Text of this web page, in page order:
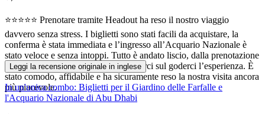
⭐⭐⭐⭐⭐ Prenotare tramite Headout ha reso il nostro viaggio
davvero senza stress. I biglietti sono stati facili da acquistare, la
conferma è stata immediata e l’ingresso all’Acquario Nazionale è
stato veloce e senza intoppi. Tutto è andato liscio, dalla prenotazione
all’arrivo, permettendoci di concentrarci sul goderci l’esperienza. È
stato comodo, affidabile e ha sicuramente reso la nostra visita ancora
più piacevole.
Leggi la recensione originale in inglese
In un'unica combo: Biglietti per il Giardino delle Farfalle e
l'Acquario Nazionale di Abu Dhabi